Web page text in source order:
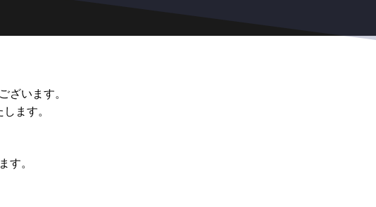
ざいます。
ます。
す。